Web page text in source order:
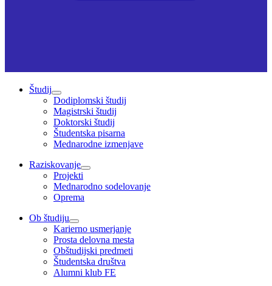
Študij
Dodiplomski študij
Magistrski študij
Doktorski študij
Študentska pisarna
Mednarodne izmenjave
Raziskovanje
Projekti
Mednarodno sodelovanje
Oprema
Ob študiju
Karierno usmerjanje
Prosta delovna mesta
Obštudijski predmeti
Študentska društva
Alumni klub FE